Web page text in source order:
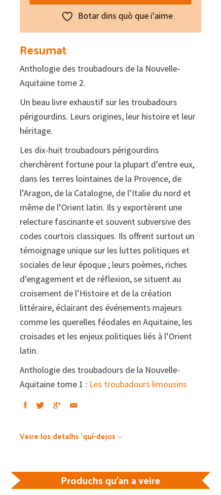
Botar dins quò que i'aime
Resumat
Anthologie des troubadours de la Nouvelle-
Aquitaine tome 2.
Un beau livre exhaustif sur les troubadours
périgourdins. Leurs origines, leur histoire et leur
héritage.
Les dix-huit troubadours périgourdins
cherchèrent fortune pour la plupart d’entre eux,
dans les terres lointaines de la Provence, de
l’Aragon, de la Catalogne, de l’Italie du nord et
même de l’Orient latin. Ils y exportèrent une
relecture fascinante et souvent subversive des
codes courtois classiques. Ils offrent surtout un
témoignage unique sur les luttes politiques et
sociales de leur époque ; leurs poèmes, riches
d’engagement et de réflexion, se situent au
croisement de l’Histoire et de la création
littéraire, éclairant des événements majeurs
comme les querelles féodales en Aquitaine, les
croisades et les enjeux politiques liés à l’Orient
latin.
Anthologie des troubadours de la Nouvelle-
Aquitaine tome 1 : Les troubadours limousins
Veire los detalhs 'quí-dejos
Produchs qu'an a veire